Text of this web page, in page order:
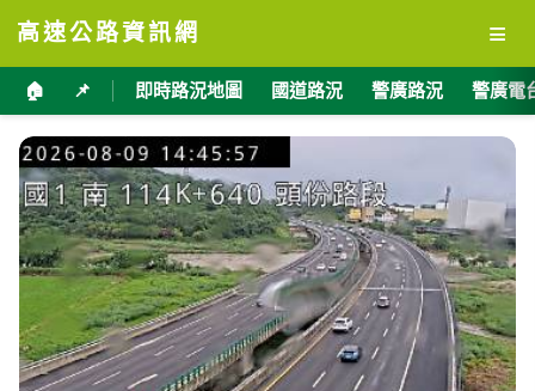
高速公路資訊網 ≡
🏠 📌 即時路況地圖 國道路況 警廣路況 警廣電